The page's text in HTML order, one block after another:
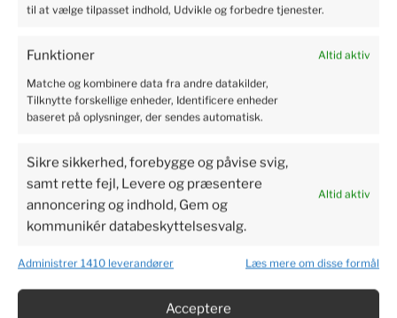
til at vælge tilpasset indhold, Udvikle og forbedre tjenester.
Funktioner Altid aktiv
Matche og kombinere data fra andre datakilder,
Tilknytte forskellige enheder, Identificere enheder
baseret på oplysninger, der sendes automatisk.
Sikre sikkerhed, forebygge og påvise svig,
samt rette fejl, Levere og præsentere
annoncering og indhold, Gem og
kommunikér databeskyttelsesvalg.
Altid aktiv
Administrer 1410 leverandører Læs mere om disse formål
Acceptere
4
4
Susanne
5
Perfect service, I recommend it.
2024-06-03
Bjarne
3
review. Have waited more than a week now. To long to wait.